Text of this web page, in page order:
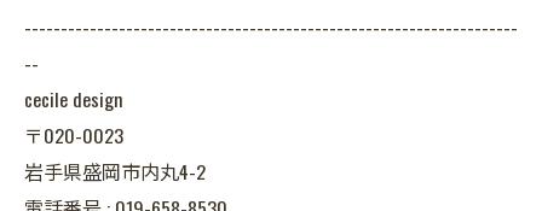
--------------------------------------------------------------------
--
cecile design
〒020-0023
岩手県盛岡市内丸4-2